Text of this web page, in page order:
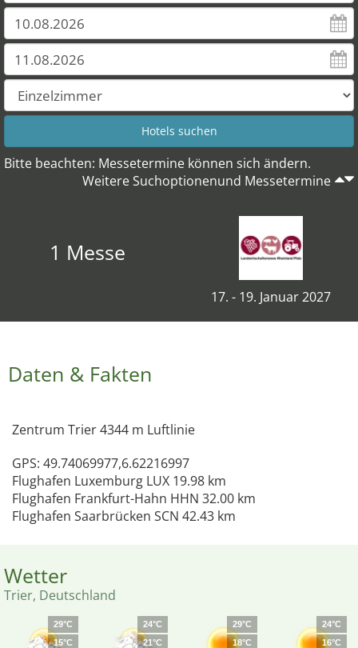
Bitte beachten: Messetermine können sich ändern.
Weitere Suchoptionenund Messetermine
1 Messe
17. - 19. Januar 2027
Daten & Fakten
Zentrum Trier 4344 m Luftlinie
GPS: 49.74069977,6.62216997
Flughafen Luxemburg LUX 19.98 km
Flughafen Frankfurt-Hahn HHN 32.00 km
Flughafen Saarbrücken SCN 42.43 km
Wetter
Trier, Deutschland
29°C
15°C
24°C
21°C
29°C
18°C
24°C
16°C